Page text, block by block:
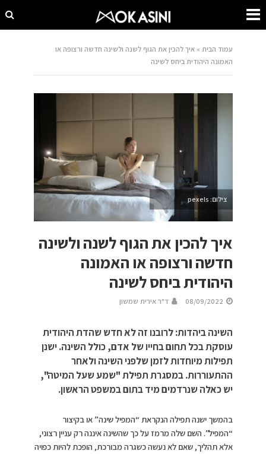
עמוד הבית »איך להכין את הגוף לשנה ולשינה חדשה ורצופה או
האמונה היהודית ביחס לשינה
צילום: pexels
איך להכין את הגוף לשנה ולשינה
חדשה ורצופה או האמונה
היהודית ביחס לשינה
08/09/2022 ד"ר אירית שמשון
השינה ביהדות: לרובנו זה לא חדש שהדת היהודית
עוסקת בכל תחום בחייו של אדם, כולל השינה. ישנן
תפילות מיוחדות לזמן שלפני השינה ולאחר
ההתעוררות. במסגרת תפילת "שמע שעל המיטה",
יש כאלה שנרדמים מיד בתום במשפט הראשון.
בהמשך ישנה תפילה הנקראת “המפיל שינה” או בקיצור
“המפיל”. השם שלה מרמז על כך שהשינה איננה רק עניין רצוני,
אלא תהליך, שאם לא נעשה כשגרה מבורכת, הופכת להיות כפויה